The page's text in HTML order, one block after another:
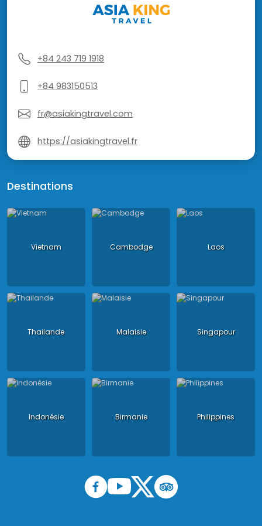
+84 243 719 1918
+84 983150513
fr@asiakingtravel.com
https://asiakingtravel.fr
Destinations
Vietnam Cambodge Laos
Thailande Malaisie Singapour
Indonésie Birmanie Philippines